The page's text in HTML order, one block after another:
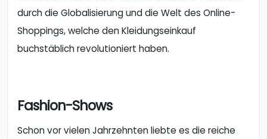
Fashion-Shows
gehalten. Der einzige Unterschied: Die Kaufkraft der
Menschen. Heute findet man bei den